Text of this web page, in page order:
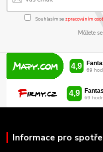
Souhlasím se zpracováním
Můžete
Informace pro